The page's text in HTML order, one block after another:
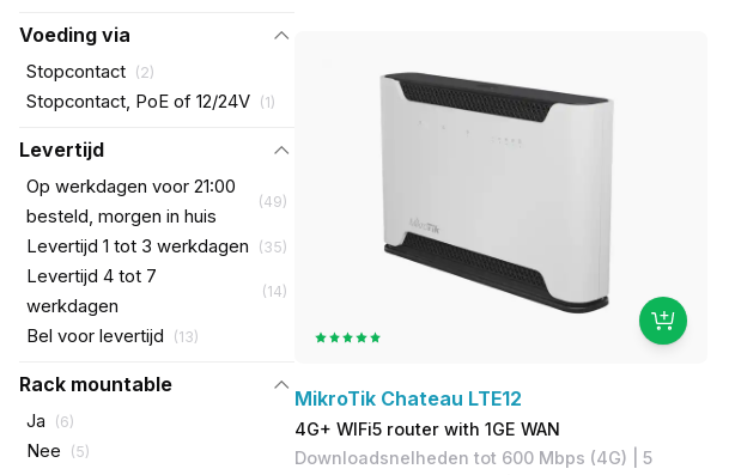
Voeding via
Stopcontact (2)
Stopcontact, PoE of 12/24V (1)
Levertijd
Op werkdagen voor 21:00
besteld, morgen in huis
(49)
Levertijd 1 tot 3 werkdagen (35)
Levertijd 4 tot 7
werkdagen
(14)
Bel voor levertijd (13)
Rack mountable
Ja (6)
Nee (5)
MikroTik Chateau LTE12
4G+ WIFi5 router with 1GE WAN
Downloadsnelheden tot 600 Mbps (4G)​ | 5